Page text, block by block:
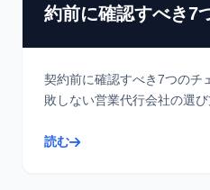
約前に確認すべき7
契約前に確認すべき7つのチ
敗しない営業代行会社の選び
読む